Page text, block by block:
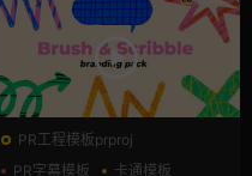
PR工程模板prproj
PR字幕模板
卡通模板